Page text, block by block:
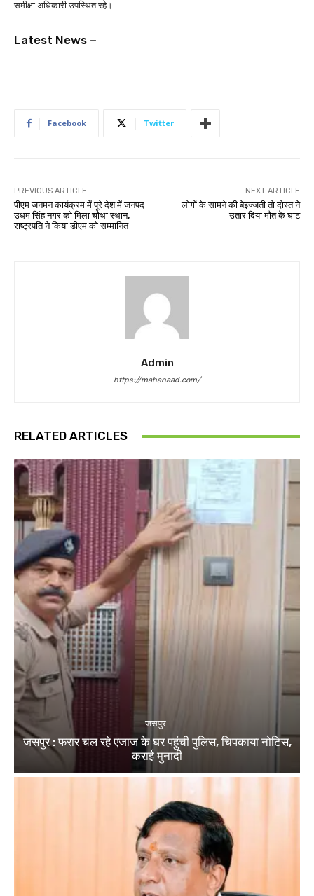
समीक्षा अधिकारी उपस्थित रहे।
Latest News –
Facebook Twitter
PREVIOUS ARTICLE
पीएम जनमन कार्यक्रम में पूरे देश में जनपद
उधम सिंह नगर को मिला चौथा स्थान,
राष्ट्रपति ने किया डीएम को सम्मानित
NEXT ARTICLE
लोगों के सामने की बेइज्जती तो दोस्त ने
उतार दिया मौत के घाट
Admin
https://mahanaad.com/
RELATED ARTICLES
जसपुर
जसपुर : फरार चल रहे एजाज के घर पहुंची पुलिस, चिपकाया नोटिस,
कराई मुनादी